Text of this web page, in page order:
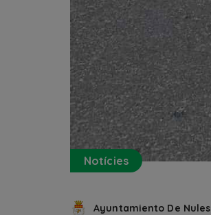
Notícies
Ayuntamiento De Nules